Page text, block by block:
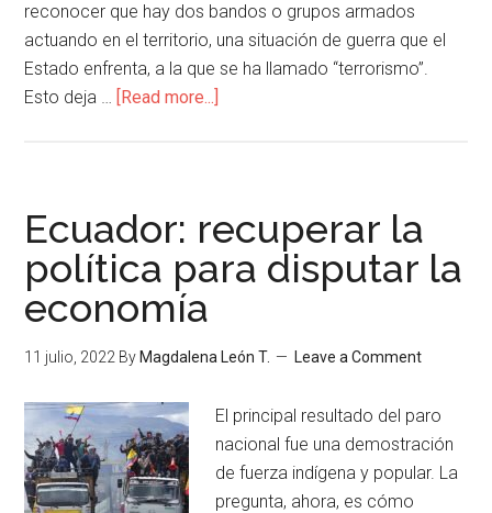
reconocer que hay dos bandos o grupos armados
actuando en el territorio, una situación de guerra que el
Estado enfrenta, a la que se ha llamado “terrorismo”.
Esto deja … [Read more...]
Ecuador: recuperar la
política para disputar la
economía
11 julio, 2022 By Magdalena León T. Leave a Comment
El principal resultado del paro
nacional fue una demostración
de fuerza indígena y popular. La
pregunta, ahora, es cómo